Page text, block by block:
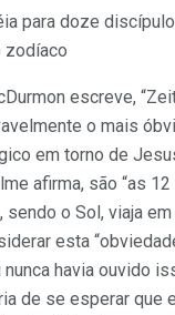
para doze
zodíaco
escreve,
o mais
em torno de
afirma, são “as
o Sol, viaja em
esta
havia ouvido
de se esperar que